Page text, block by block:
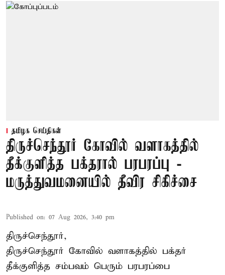
தமிழக செய்திகள்
திருச்செந்தூர் கோவில் வளாகத்தில்
தீக்குளித்த பக்தரால் பரபரப்பு -
மருத்துவமனையில் தீவிர சிகிச்சை
Published on: 07 Aug 2026, 3:40 pm
திருச்செந்தூர்,
திருச்செந்தூர் கோவில் வளாகத்தில் பக்தர்
தீக்குளித்த சம்பவம் பெரும் பரபரப்பை